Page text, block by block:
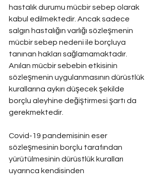
hastalık durumu mücbir sebep olarak
kabul edilmektedir. Ancak sadece
salgın hastalığın varlığı sözleşmenin
mücbir sebep nedeni ile borçluya
tanınan hakları sağlamamaktadır.
Anılan mücbir sebebin etkisinin
sözleşmenin uygulanmasının dürüstlük
kurallarına aykırı düşecek şekilde
borçlu aleyhine değiştirmesi şartı da
gerekmektedir.
Covid-19 pandemisinin eser
sözleşmesinin borçlu tarafından
yürütülmesinin dürüstlük kuralları
uyarınca kendisinden